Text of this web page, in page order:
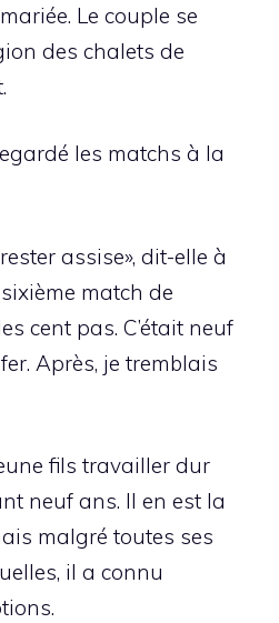
Le couple se
des chalets de
les matchs à la
assise», dit-elle à
match de
cent pas. C’était neuf
Après, je tremblais
fils travailler dur
neuf ans. Il en est la
malgré toutes ses
il a connu